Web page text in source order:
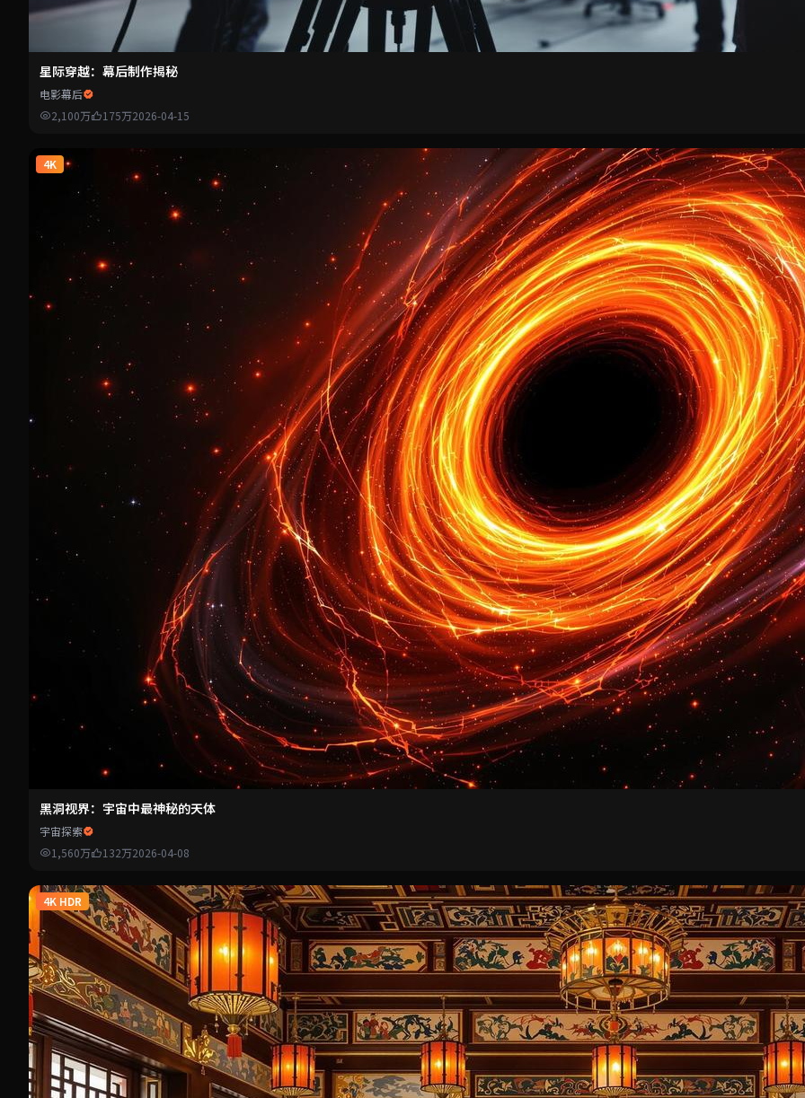
星际穿越：幕后制作揭秘
电影幕后
2,100万
175万2026-04-15
4K
黑洞视界：宇宙中最神秘的天体
宇宙探索
1,560万
132万2026-04-08
4K HDR